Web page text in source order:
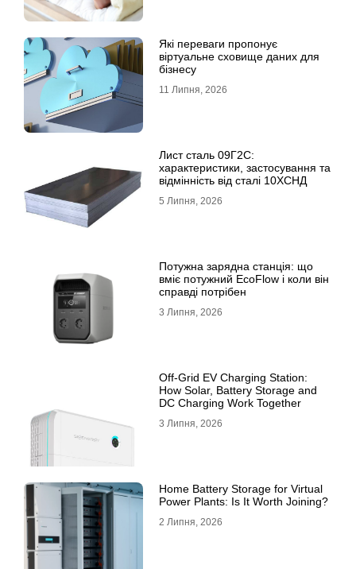
Які переваги пропонує
віртуальне сховище даних для
бізнесу
11 Липня, 2026
Лист сталь 09Г2С:
характеристики, застосування та
відмінність від сталі 10ХСНД
5 Липня, 2026
Потужна зарядна станція: що
вміє потужний EcoFlow і коли він
справді потрібен
3 Липня, 2026
Off-Grid EV Charging Station:
How Solar, Battery Storage and
DC Charging Work Together
3 Липня, 2026
Home Battery Storage for Virtual
Power Plants: Is It Worth Joining?
2 Липня, 2026